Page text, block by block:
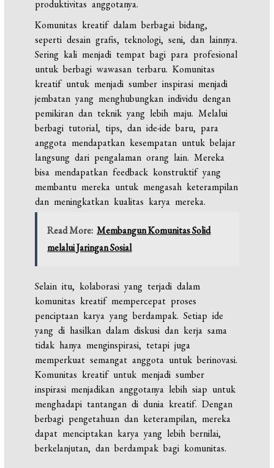
produktivitas anggotanya.
Komunitas kreatif dalam berbagai bidang,
seperti desain grafis, teknologi, seni, dan lainnya.
Sering kali menjadi tempat bagi para profesional
untuk berbagi wawasan terbaru. Komunitas
kreatif untuk menjadi sumber inspirasi menjadi
jembatan yang menghubungkan individu dengan
pemikiran dan teknik yang lebih maju. Melalui
berbagi tutorial, tips, dan ide-ide baru, para
anggota mendapatkan kesempatan untuk belajar
langsung dari pengalaman orang lain. Mereka
bisa mendapatkan feedback konstruktif yang
membantu mereka untuk mengasah keterampilan
dan meningkatkan kualitas karya mereka.
Read More: Membangun Komunitas Solid
melalui Jaringan Sosial
Selain itu, kolaborasi yang terjadi dalam
komunitas kreatif mempercepat proses
penciptaan karya yang berdampak. Setiap ide
yang di hasilkan dalam diskusi dan kerja sama
tidak hanya menginspirasi, tetapi juga
memperkuat semangat anggota untuk berinovasi.
Komunitas kreatif untuk menjadi sumber
inspirasi menjadikan anggotanya lebih siap untuk
menghadapi tantangan di dunia kreatif. Dengan
berbagi pengetahuan dan keterampilan, mereka
dapat menciptakan karya yang lebih bernilai,
berkelanjutan, dan berdampak bagi komunitas.